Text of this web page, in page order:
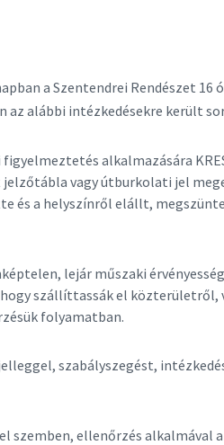
a Szentendrei Rendészet
alábbi intézkedésekre került
alkalmazására
vagy útburkolati jel
és a helyszínről elállt,
lejár műszaki
szállíttassák el közterületről,
folyamatban.
szabályszegést,
szemben, ellenőrzés alkalmával